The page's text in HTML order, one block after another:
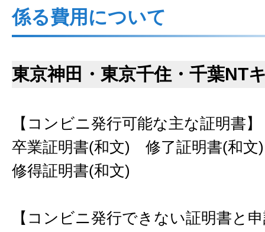
係る費用について
東京神田・東京千住・千葉NT
【コンビニ発行可能な主な証明書】
卒業証明書(和文) 修了証明書(和
修得証明書(和文)
【コンビニ発行できない証明書と